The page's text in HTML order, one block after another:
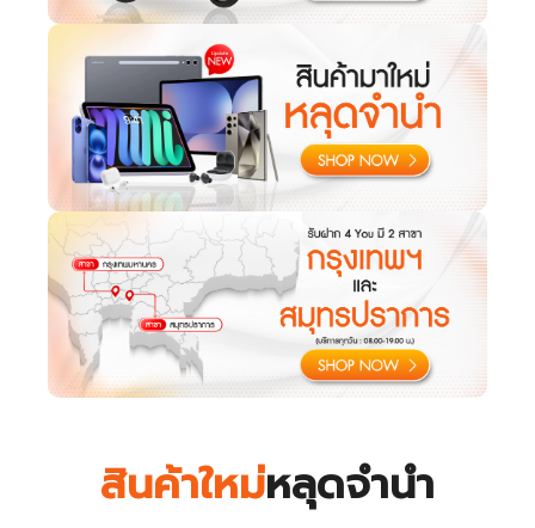
สินค้าใหม่หลุดจำนำ